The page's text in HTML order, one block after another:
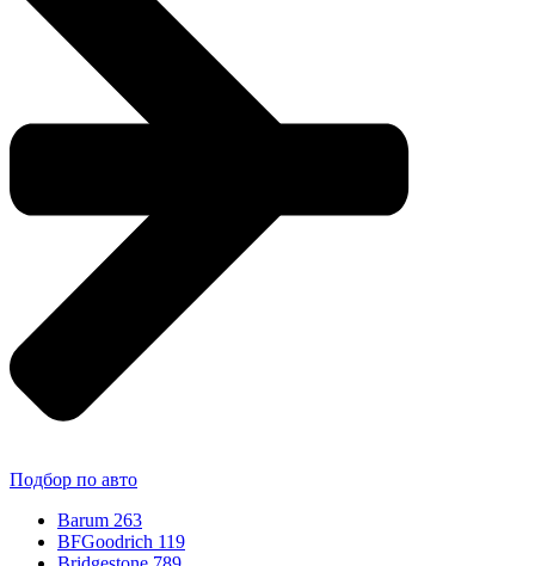
Подбор по авто
Barum 263
BFGoodrich 119